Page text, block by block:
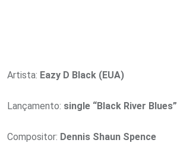
Artista: Eazy D Black (EUA)
Lançamento: single “Black River Blues”
Compositor: Dennis Shaun Spence